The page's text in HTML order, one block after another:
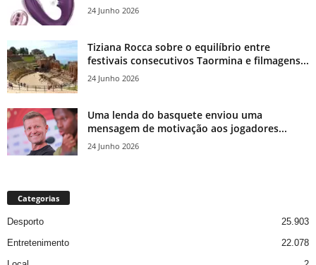
24 Junho 2026
Tiziana Rocca sobre o equilíbrio entre
festivais consecutivos Taormina e filmagens...
24 Junho 2026
Uma lenda do basquete enviou uma
mensagem de motivação aos jogadores...
24 Junho 2026
Categorias
Desporto
25.903
Entretenimento
22.078